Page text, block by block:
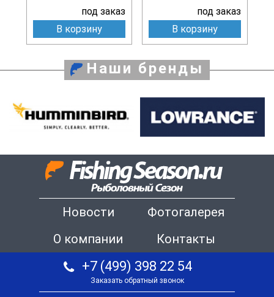
под заказ
В корзину
под заказ
В корзину
Наши бренды
Новости
Фотогалерея
О компании
Контакты
+7 (499) 398 22 54
Заказать обратный звонок